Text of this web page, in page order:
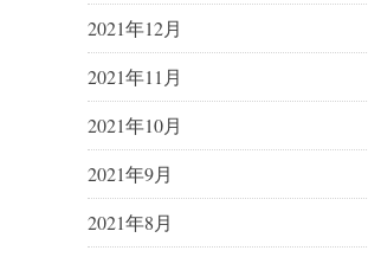
2021年12月
2021年11月
2021年10月
2021年9月
2021年8月